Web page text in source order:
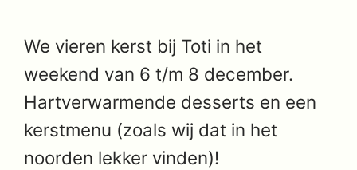
We vieren kerst bij Toti in het
weekend van 6 t/m 8 december.
Hartverwarmende desserts en een
kerstmenu (zoals wij dat in het
noorden lekker vinden)!